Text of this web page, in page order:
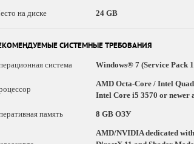
на диске 24 GB
СИСТЕМНЫЕ ТРЕБОВАНИЯ
система
Windows® 7 (Service Pack
AMD Octa-Core / Intel
Intel Core i5 3570 or newer
память 8 GB ОЗУ
AMD/NVIDIA dedicated